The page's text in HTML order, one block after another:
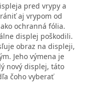
pred vrypy a
aj vrypom od
ochranná fólia.
displej poškodili.
obraz na displeji,
Jeho výmena je
nový displej, táto
čoho vyberať